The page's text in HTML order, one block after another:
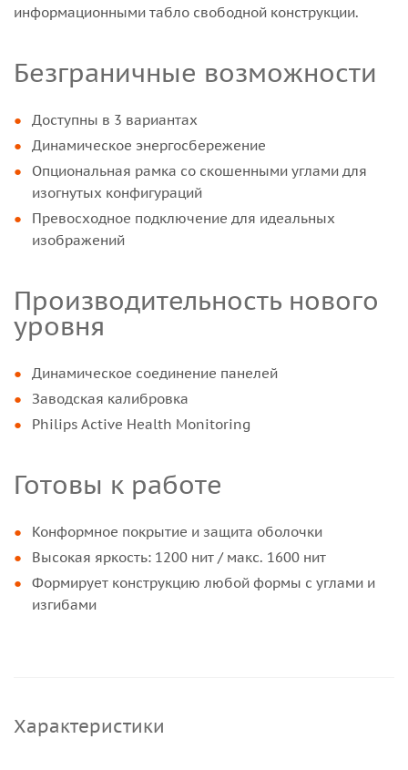
информационными табло свободной конструкции.
Безграничные возможности
Доступны в 3 вариантах
Динамическое энергосбережение
Опциональная рамка со скошенными углами для
изогнутых конфигураций
Превосходное подключение для идеальных
изображений
Производительность нового
уровня
Динамическое соединение панелей
Заводская калибровка
Philips Active Health Monitoring
Готовы к работе
Конформное покрытие и защита оболочки
Высокая яркость: 1200 нит / макс. 1600 нит
Формирует конструкцию любой формы с углами и
изгибами
Характеристики